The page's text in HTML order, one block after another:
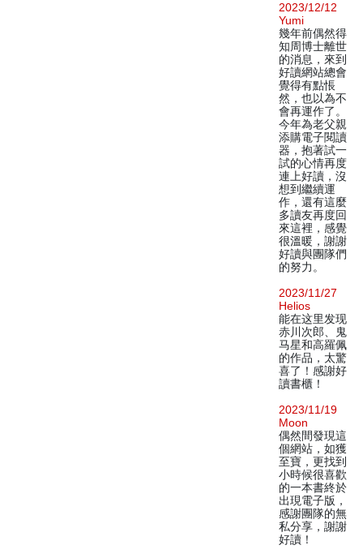
2023/12/12
Yumi
幾年前偶然得
知周博士離世
的消息，來到
好讀網站總會
覺得有點悵
然，也以為不
會再運作了。
今年為老父親
添購電子閱讀
器，抱著試一
試的心情再度
連上好讀，沒
想到繼續運
作，還有這麼
多讀友再度回
來這裡，感覺
很溫暖，謝謝
好讀與團隊們
的努力。
2023/11/27
Helios
能在这里发现
赤川次郎、鬼
马星和高羅佩
的作品，太驚
喜了！感謝好
讀書櫃！
2023/11/19
Moon
偶然間發現這
個網站，如獲
至寶，更找到
小時候很喜歡
的一本書終於
出現電子版，
感謝團隊的無
私分享，謝謝
好讀！